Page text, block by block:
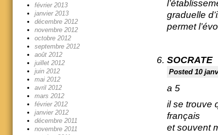
graduelle
permet
SOCRATE
Posted 10
a 5
il se trouve
français
et souvent
février 2013
janvier 2013
décembre 2012
novembre 2012
octobre 2012
septembre 2012
août 2012
juillet 2012
juin 2012
mai 2012
avril 2012
mars 2012
février 2012
janvier 2012
décembre 2011
novembre 2011